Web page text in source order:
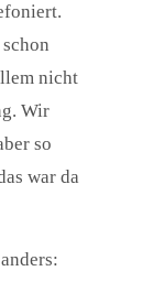
nicht
Wir
so
war da